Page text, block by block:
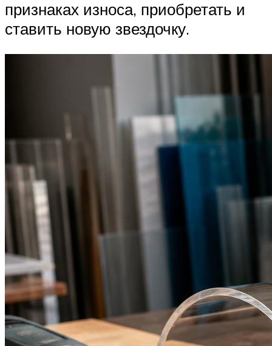
признаках износа, приобретать и
ставить новую звездочку.